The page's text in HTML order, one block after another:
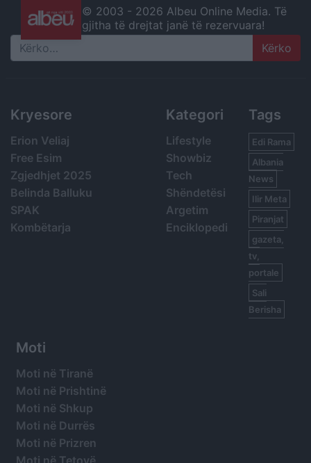
© 2003 - 2026 Albeu Online Media. Të
gjitha të drejtat janë të rezervuara!
Search
Kryesore
Erion Veliaj
Free Esim
Zgjedhjet 2025
Belinda Balluku
SPAK
Kombëtarja
Kategori
Lifestyle
Showbiz
Tech
Shëndetësi
Argetim
Enciklopedi
Tags
Edi Rama
Albania
News
Ilir Meta
Piranjat
gazeta,
tv,
portale
Sali
Berisha
Moti
Moti në Tiranë
Moti në Prishtinë
Moti në Shkup
Moti në Durrës
Moti në Prizren
Moti në Tetovë